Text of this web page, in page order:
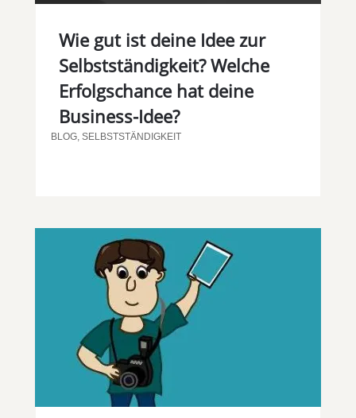
Wie gut ist deine Idee zur
Selbstständigkeit? Welche
Erfolgschance hat deine
Business-Idee?
BLOG, SELBSTSTÄNDIGKEIT